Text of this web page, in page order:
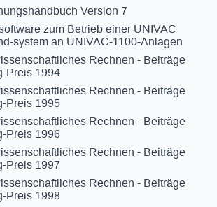
Version 7
zum Betrieb einer UNIVAC
system an UNIVAC-1100-Anlagen
Rechnen - Beiträge
Preis 1994
Rechnen - Beiträge
Preis 1995
Rechnen - Beiträge
Preis 1996
Rechnen - Beiträge
Preis 1997
Rechnen - Beiträge
Preis 1998